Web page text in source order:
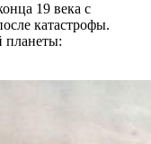
19 века с
катастрофы.
планеты: